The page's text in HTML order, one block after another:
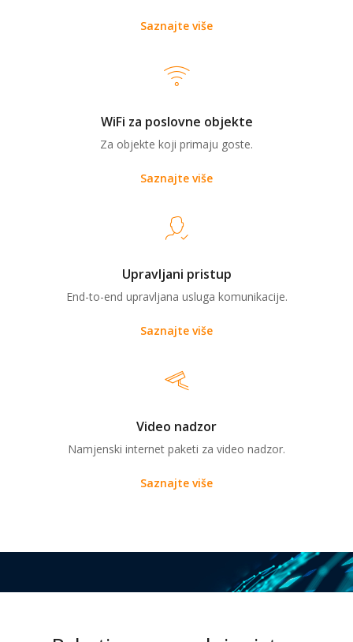
Saznajte više
WiFi za poslovne objekte
Za objekte koji primaju goste.
Saznajte više
Upravljani pristup
End-to-end upravljana usluga komunikacije.
Saznajte više
Video nadzor
Namjenski internet paketi za video nadzor.
Saznajte više